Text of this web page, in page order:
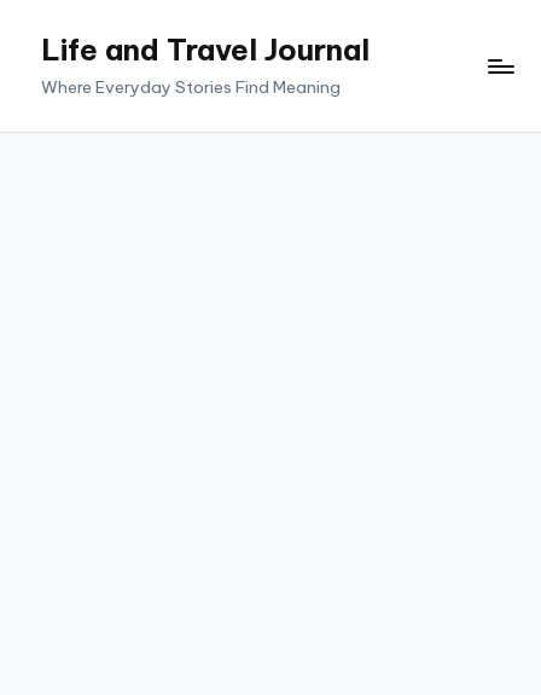
Life and Travel Journal
Where Everyday Stories Find Meaning